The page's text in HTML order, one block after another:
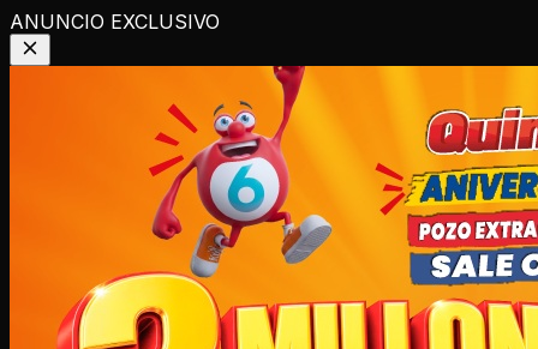
ANUNCIO EXCLUSIVO